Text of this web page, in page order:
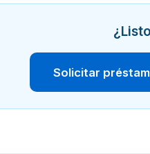
Solicitar